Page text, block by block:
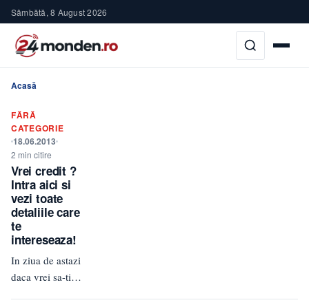
Sâmbătă, 8 August 2026
Acasă
FĂRĂ
CATEGORIE
18.06.2013
2 min citire
Vrei credit ?
Intra aici si
vezi toate
detaliile care
te
intereseaza!
In ziua de astazi
daca vrei sa-ti